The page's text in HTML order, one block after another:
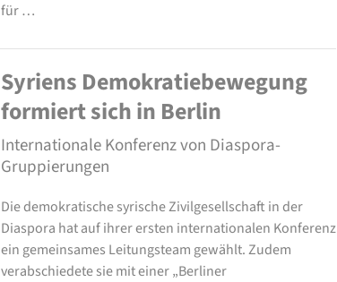
für …
Syriens Demokratiebewegung
formiert sich in Berlin
Internationale Konferenz von Diaspora-
Gruppierungen
Die demokratische syrische Zivilgesellschaft in der
Diaspora hat auf ihrer ersten internationalen Konferenz
ein gemeinsames Leitungsteam gewählt. Zudem
verabschiedete sie mit einer „Berliner